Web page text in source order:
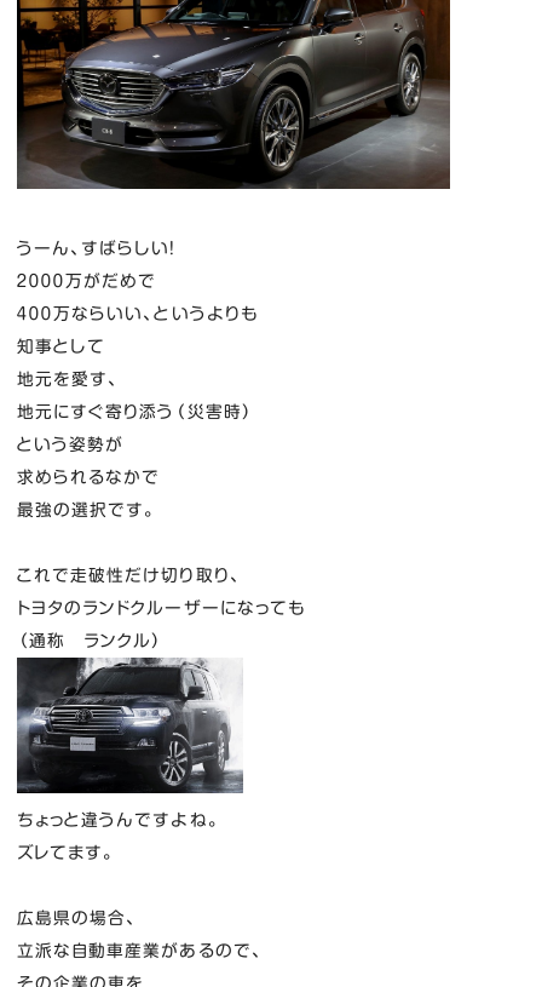
うーん、すばらしい！
２０００万がだめで
４００万ならいい、というよりも
知事として
地元を愛す、
地元にすぐ寄り添う（災害時）
という姿勢が
求められるなかで
最強の選択です。
これで走破性だけ切り取り、
トヨタのランドクルーザーになっても
（通称 ランクル）
ちょっと違うんですよね。
ズレてます。
広島県の場合、
立派な自動車産業があるので、